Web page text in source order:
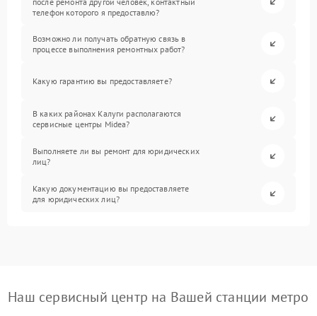
телефон которого я предоставлю?
Возможно ли получать обратную связь в
процессе выполнения ремонтных работ?
Какую гарантию вы предоставляете?
В каких районах Калуги располагаются
сервисные центры Midea?
Выполняете ли вы ремонт для юридических
лиц?
Какую документацию вы предоставляете
для юридических лиц?
Наш сервисный центр на Вашей станции метро